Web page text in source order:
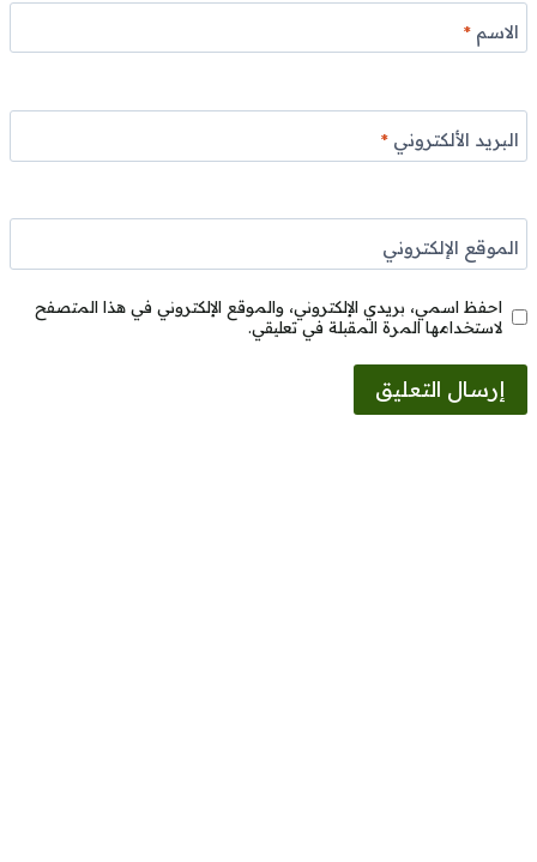
الاسم*
البريد الألكتروني*
الموقع الإلكتروني
احفظ اسمي، بريدي الإلكتروني، والموقع الإلكتروني في هذا المتصفح
لاستخدامها المرة المقبلة في تعليقي.